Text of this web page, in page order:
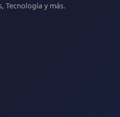
Tecnología y más.